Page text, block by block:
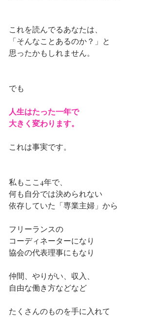
これを読んでるあなたは、
「そんなことあるのか？」と
思ったかもしれません。
でも
人生はたった一年で
大きく変わります。
これは事実です。
私もここ4年で、
何も自分では決められない
依存していた「専業主婦」から
フリーランスの
コーディネーターになり
協会の代表理事にもなり
仲間、やりがい、収入、
自由な働き方などなど
たくさんのものを手に入れて